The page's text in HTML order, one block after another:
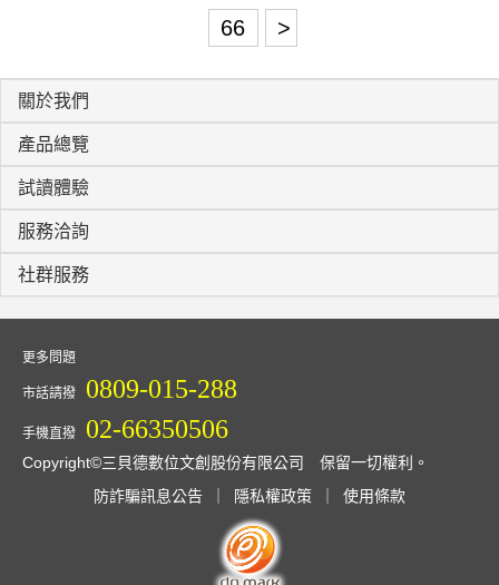
66 >
關於我們
產品總覽
試讀體驗
服務洽詢
社群服務
更多問題
市話請撥 0809-015-288
手機直撥 02-66350506
Copyright©三貝德數位文創股份有限公司 保留一切權利。
防詐騙訊息公告
隱私權政策 使用條款